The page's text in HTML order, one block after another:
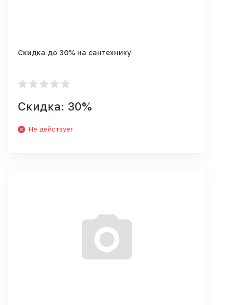
Скидка до 30% на сантехнику
Скидка: 30%
Не действует